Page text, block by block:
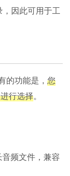
，因此可用于工
的功能是， 您
行选择。
频文件，兼容